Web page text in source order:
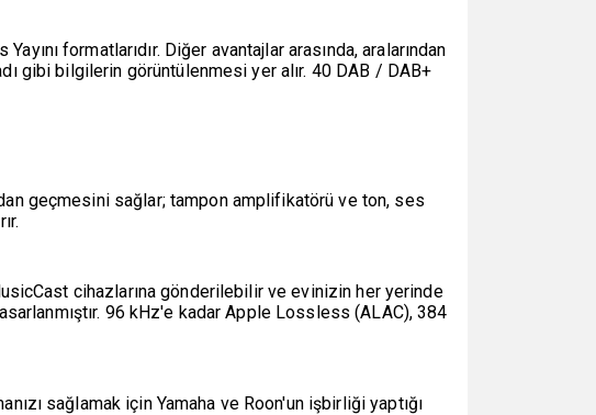
formatlarıdır. Diğer avantajlar arasında, aralarından
gibi bilgilerin görüntülenmesi yer alır. 40 DAB / DAB+
geçmesini sağlar; tampon amplifikatörü ve ton, ses
cihazlarına gönderilebilir ve evinizin her yerinde
96 kHz'e kadar Apple Lossless (ALAC), 384
sağlamak için Yamaha ve Roon'un işbirliği yaptığı